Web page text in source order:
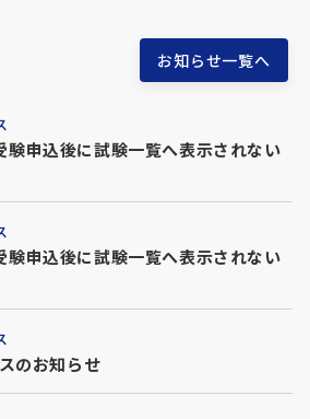
お知らせ一覧へ
験申込後に試験一覧へ表示されない
験申込後に試験一覧へ表示されない
のお知らせ